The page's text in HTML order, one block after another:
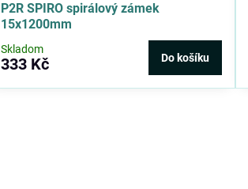
P2R SPIRO spirálový zámek
15x1200mm
Skladom
333 Kč Do košíku